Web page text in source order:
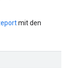
mit den